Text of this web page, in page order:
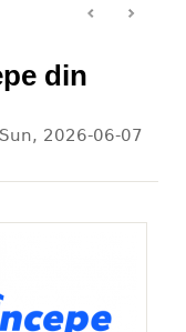
din
Sun, 2026-06-07